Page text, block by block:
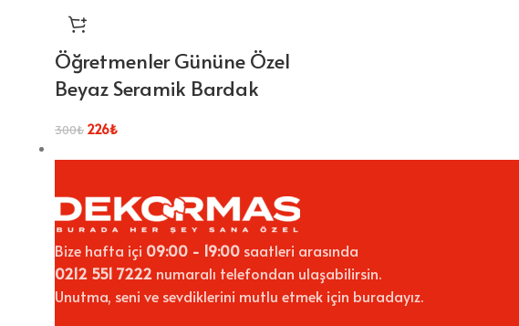
Öğretmenler Gününe Özel
Beyaz Seramik Bardak
300₺ 226₺
Bize hafta içi 09:00 - 19:00 saatleri arasında
0212 551 7222 numaralı telefondan ulaşabilirsin.
Unutma, seni ve sevdiklerini mutlu etmek için buradayız.